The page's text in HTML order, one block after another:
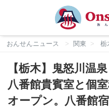
おんせんニュース 関東 栃
【栃木】鬼怒川温
八番館貴賓室と個
オープン。八番館